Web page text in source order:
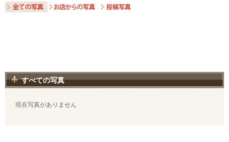
すべての写真
現在写真がありません